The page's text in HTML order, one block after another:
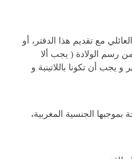
مع تقديم هذا الدفتر، أو
رسم الولادة ( يجب ألا
و يجب أن تكونا باللاتينبة و
الجنسية المغربية،